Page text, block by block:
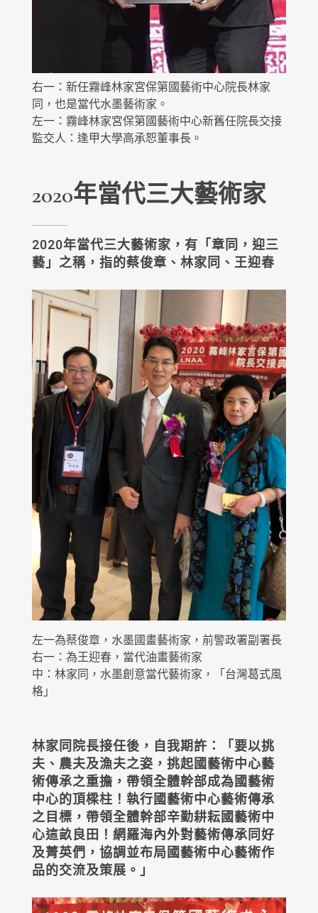
右一：新任霧峰林家宮保第國藝術中心院長林家
同，也是當代水墨藝術家。
左一：霧峰林家宮保第國藝術中心新舊任院長交接
監交人：逢甲大學高承恕董事長。
2020年當代三大藝術家
2020年當代三大藝術家，有「章同，迎三
藝」之稱，指的蔡俊章、林家同、王迎春
左一為蔡俊章，水墨國畫藝術家，前警政署副署長
右一：為王迎春，當代油畫藝術家
中：林家同，水墨創意當代藝術家，「台灣葛式風
格」
林家同院長接任後，自我期許：「要以挑
夫、農夫及漁夫之姿，挑起國藝術中心藝
術傳承之重擔，帶領全體幹部成為國藝術
中心的頂樑柱！執行國藝術中心藝術傳承
之目標，帶領全體幹部辛勤耕耘國藝術中
心這畝良田！網羅海內外對藝術傳承同好
及菁英們，協調並布局國藝術中心藝術作
品的交流及策展。」